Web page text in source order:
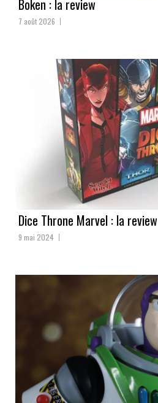
Boken : la review
7 août 2026
Dice Throne Marvel : la review
9 mai 2024